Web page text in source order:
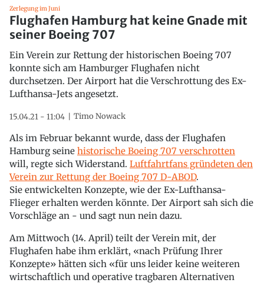
Zerlegung im Juni
Flughafen Hamburg hat keine Gnade mit
seiner Boeing 707
Ein Verein zur Rettung der historischen Boeing 707
konnte sich am Hamburger Flughafen nicht
durchsetzen. Der Airport hat die Verschrottung des Ex-
Lufthansa-Jets angesetzt.
15.04.21 - 11:04 Timo Nowack
Als im Februar bekannt wurde, dass der Flughafen
Hamburg seine historische Boeing 707 verschrotten
will, regte sich Widerstand. Luftfahrtfans gründeten den
Verein zur Rettung der Boeing 707 D-ABOD.
Sie entwickelten Konzepte, wie der Ex-Lufthansa-
Flieger erhalten werden könnte. Der Airport sah sich die
Vorschläge an - und sagt nun nein dazu.
Am Mittwoch (14. April) teilt der Verein mit, der
Flughafen habe ihm erklärt, «nach Prüfung Ihrer
Konzepte» hätten sich «für uns leider keine weiteren
wirtschaftlich und operative tragbaren Alternativen